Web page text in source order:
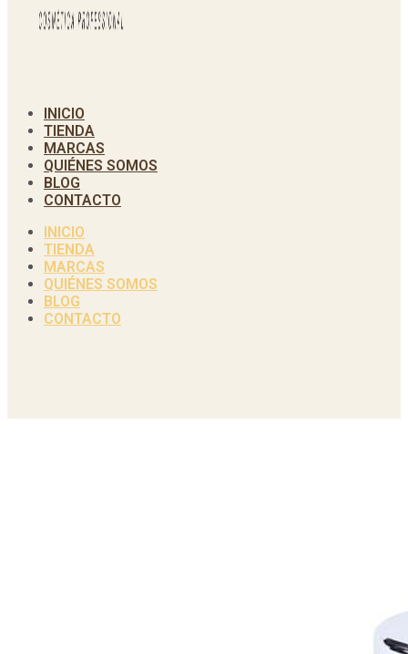
INICIO
TIENDA
MARCAS
QUIÉNES SOMOS
BLOG
CONTACTO
INICIO
TIENDA
MARCAS
QUIÉNES SOMOS
BLOG
CONTACTO